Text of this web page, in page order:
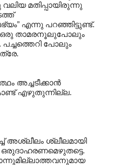
വലിയ മതിപ്പായിരുന്നു
എന്നു പറഞ്ഞിട്ടുണ്ട്.
ഒരു താമരനൂലുപോലും
പോലും
അച്ചടീക്കാന്‍
എഴുതുന്നില്ല.
അശ്ലീലം ശ്ലീലമായി
ഒരുദാഹരണമെഴുതട്ടെ.